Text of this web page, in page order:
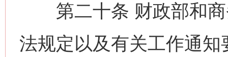
第二十条 财政部和商
法规定以及有关工作通